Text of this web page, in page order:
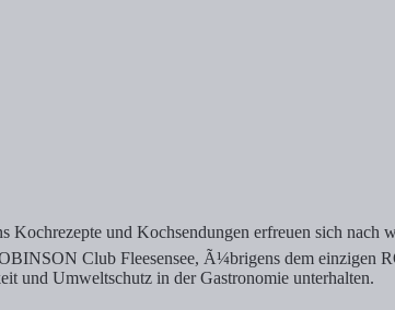
und Kochsendungen erfreuen sich nach
Club Fleesensee, Ã¼brigens dem einzigen
und Umweltschutz in der Gastronomie unterhalten.